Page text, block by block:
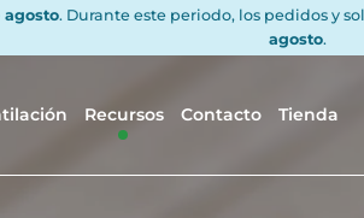
agosto. Durante este periodo, los pedidos y
agosto.
Recursos Contacto Tienda